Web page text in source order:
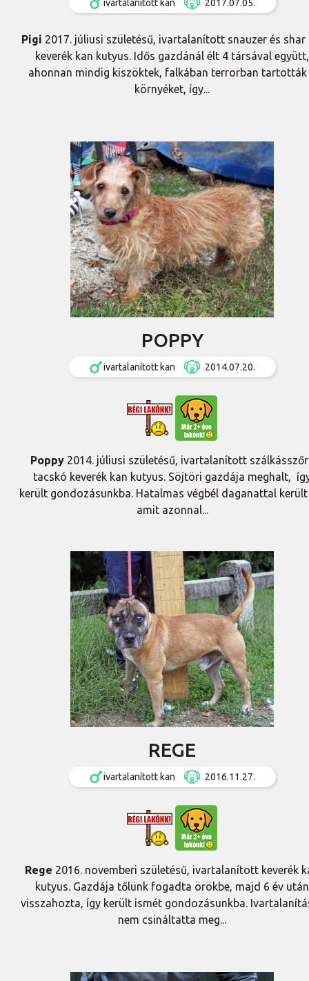
ivartalanított kan 2017.07.05.
Pigi 2017. júliusi születésű, ivartalanított snauzer és shar
keverék kan kutyus. Idős gazdánál élt 4 társával együtt,
ahonnan mindig kiszöktek, falkában terrorban tartották
környéket, így...
POPPY
ivartalanított kan 2014.07.20.
Poppy2014. júliusi születésű, ivartalanított
tacskó keverék kan kutyus. Söjtöri gazdája meghalt,
került gondozásunkba. Hatalmas végbél daganattal került
amit azonnal...
REGE
ivartalanított kan 2016.11.27.
Rege 2016. novemberi születésű, ivartalanított keverék
kutyus. Gazdája tőlünk fogadta örökbe, majd 6 év után
visszahozta, így került ismét gondozásunkba.
nem csináltatta meg...